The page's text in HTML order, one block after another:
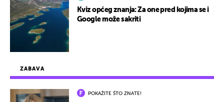
ZABAVA
POKAŽITE ŠTO ZNATE!
Kviz općeg znanja: Za one pred kojima se i
Google može sakriti